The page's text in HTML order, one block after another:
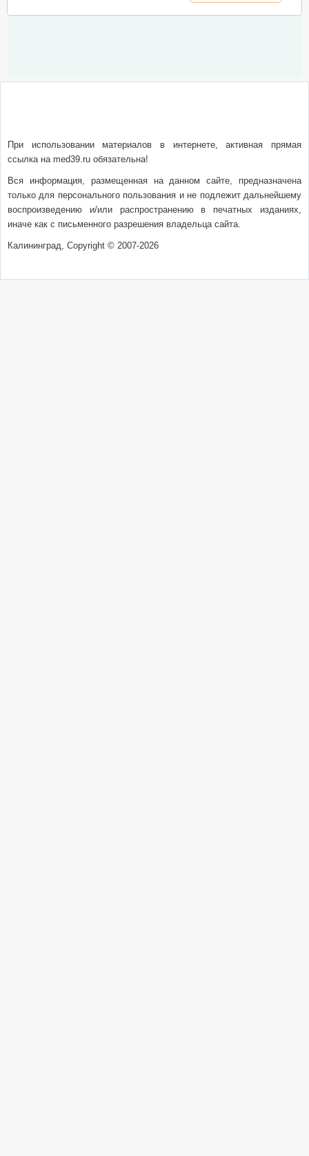
При использовании материалов в интернете, активная прямая
ссылка на med39.ru обязательна!
Вся информация, размещенная на данном сайте, предназначена
только для персонального пользования и не подлежит дальнейшему
воспроизведению и/или распространению в печатных изданиях,
иначе как с письменного разрешения владельца сайта.
Калининград, Copyright © 2007-2026